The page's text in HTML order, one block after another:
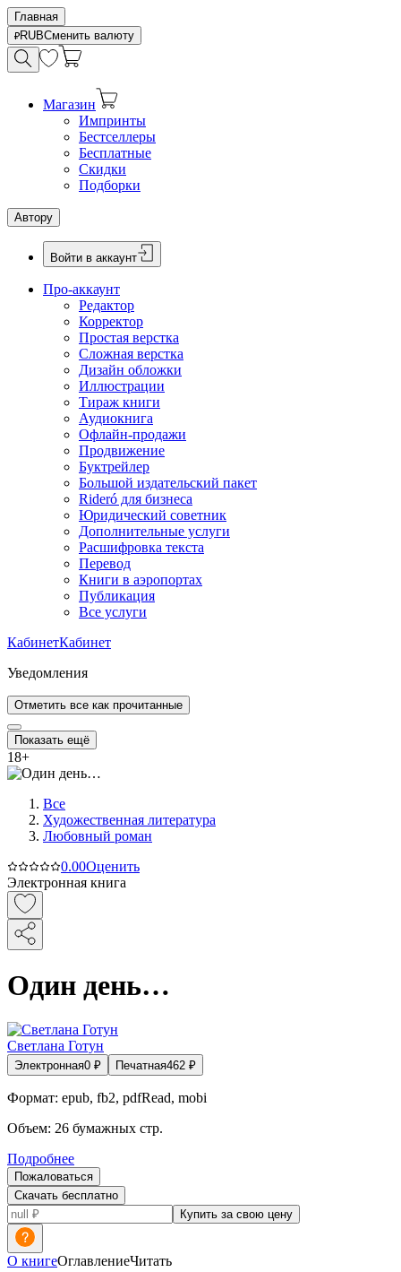
Главная
RUBСменить валюту
Магазин
Импринты
Бестселлеры
Бесплатные
Скидки
Подборки
Автору
Войти в аккаунт
Про-аккаунт
Редактор
Корректор
Простая верстка
Сложная верстка
Дизайн обложки
Иллюстрации
Тираж книги
Аудиокнига
Офлайн-продажи
Продвижение
Буктрейлер
Большой издательский пакет
Rideró для бизнеса
Юридический советник
Дополнительные услуги
Расшифровка текста
Перевод
Книги в аэропортах
Публикация
Все услуги
КабинетКабинет
Уведомления
Отметить все как прочитанные
Показать ещё
18+
Все
Художественная литература
Любовный роман
0.00Оценить
Электронная книга
Один день…
Светлана Готун
Электронная0 ₽ Печатная462 ₽
Формат: epub, fb2, pdfRead, mobi
Объем: 26 бумажных стр.
Подробнее
Пожаловаться
Скачать бесплатно
Купить за свою цену
О книгеОглавлениеЧитать